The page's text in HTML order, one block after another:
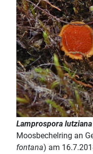
Lamprospora lutziana
Moosbechelring an
fontana) am